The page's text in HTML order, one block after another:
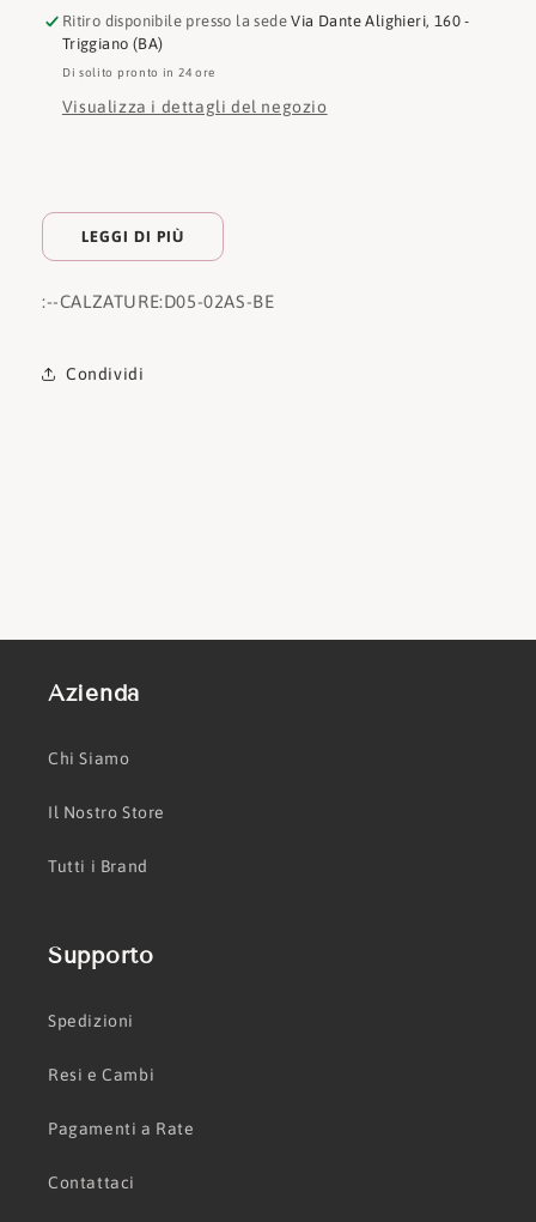
Ritiro disponibile presso la sedeVia Dante Alighieri, 160 -
Triggiano (BA)
Di solito pronto in 24 ore
Visualizza i dettagli del negozio
LEGGI DI PIÙ
:--CALZATURE:D05-02AS-BE
Condividi
Azienda
Chi Siamo
Il Nostro Store
Tutti i Brand
Supporto
Spedizioni
Resi e Cambi
Pagamenti a Rate
Contattaci